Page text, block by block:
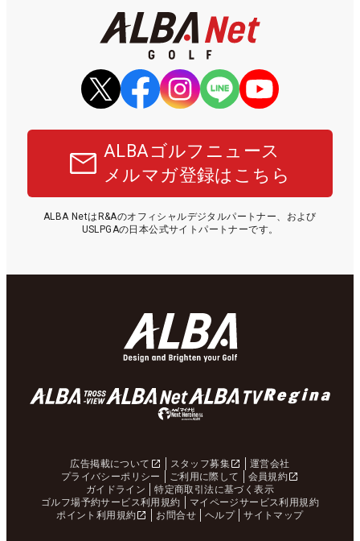
ALBAゴルフニュース
メルマガ登録はこちら
ALBA NetはR&Aのオフィシャルデジタルパートナー、および
USLPGAの日本公式サイトパートナーです。
広告掲載について スタッフ募集
運営会社
プライバシーポリシー
ご利用に際して
会員規約
ガイドライン
特定商取引法に基づく表示
ゴルフ場予約サービス利用規約
マイページサービス利用規約
ポイント利用規約
お問合せ ヘルプ サイトマップ